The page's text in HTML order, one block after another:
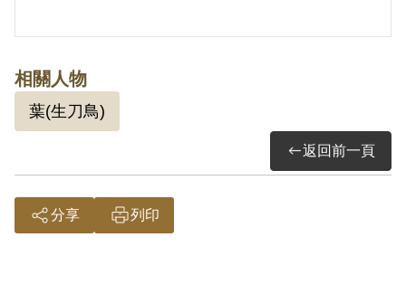
相關人物
葉(生刀鳥)
返回前一頁
分享 列印